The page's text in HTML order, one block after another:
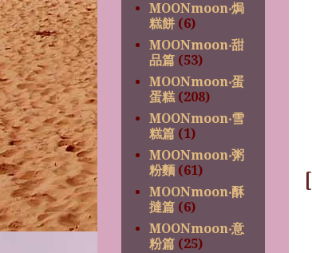
[
MOONmoon‧焗
糕餅 (6)
MOONmoon‧甜
品篇 (53)
MOONmoon‧蛋
蛋糕 (208)
MOONmoon‧雪
糕篇 (1)
MOONmoon‧粥
粉麵 (61)
MOONmoon‧酥
撻篇 (6)
MOONmoon‧意
粉篇 (25)